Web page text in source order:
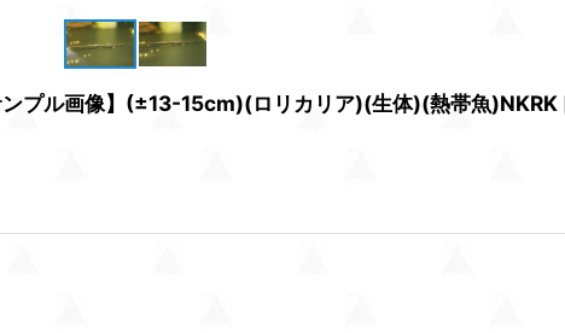
ンプル画像】(±13-15cm)(ロリカリア)(生体)(熱帯魚)NKRK